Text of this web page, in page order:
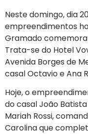
Neste domingo, dia
empreendimentos
Gramado comemora
Trata-se do Hotel
Avenida Borges de
casal Octavio e Ana
Hoje, o
do casal João
Mariah Rossi,
Carolina que